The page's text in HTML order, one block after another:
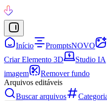
Início PromptsNOVO
Criar Elemento 3D
Studio IA
imagem
Remover fundo
Arquivos editáveis
Buscar arquivos